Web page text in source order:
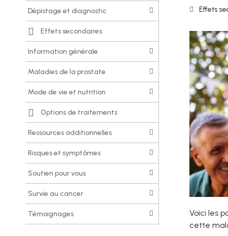
dépistage et diagnostic
effets secondaires
information générale
maladies de la prostate
mode de vie et nutrition
options de traitements
ressources additionnelles
risques et symptômes
soutien pour vous
survie au cancer
témoignages
Effets
Voici les
cette